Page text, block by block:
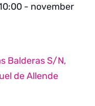
- november
Balderas S/N,
de Allende